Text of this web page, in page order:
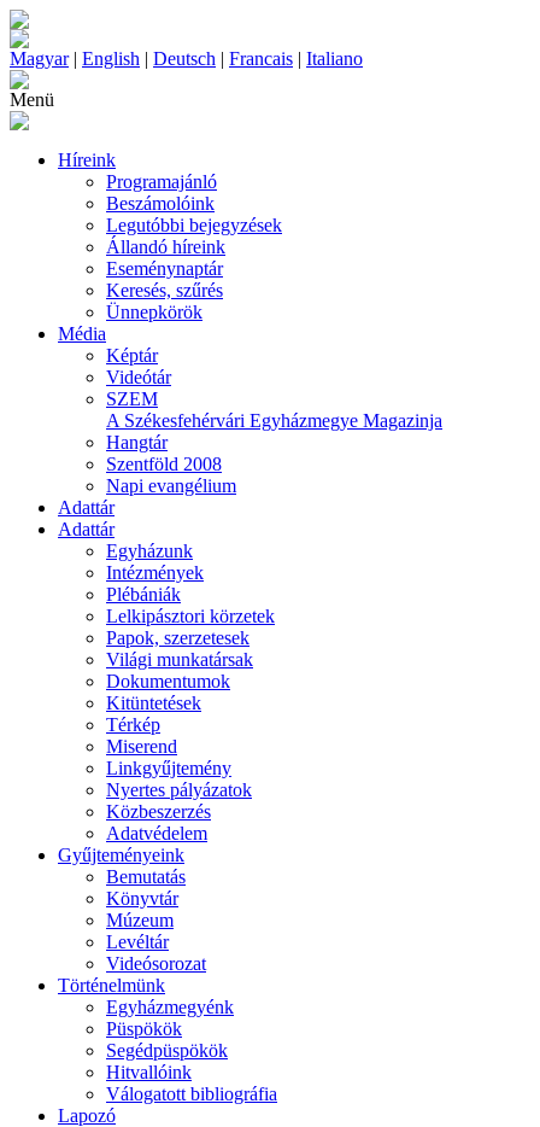
Magyar| English | Deutsch | Francais | Italiano
Menü
Híreink
Programajánló
Beszámolóink
Legutóbbi bejegyzések
Állandó híreink
Eseménynaptár
Keresés, szűrés
Ünnepkörök
Média
Képtár
Videótár
SZEM
A Székesfehérvári Egyházmegye Magazinja
Hangtár
Szentföld 2008
Napi evangélium
Adattár
Adattár
Egyházunk
Intézmények
Plébániák
Lelkipásztori körzetek
Papok, szerzetesek
Világi munkatársak
Dokumentumok
Kitüntetések
Térkép
Miserend
Linkgyűjtemény
Nyertes pályázatok
Közbeszerzés
Adatvédelem
Gyűjteményeink
Bemutatás
Könyvtár
Múzeum
Levéltár
Videósorozat
Történelmünk
Egyházmegyénk
Püspökök
Segédpüspökök
Hitvallóink
Válogatott bibliográfia
Lapozó